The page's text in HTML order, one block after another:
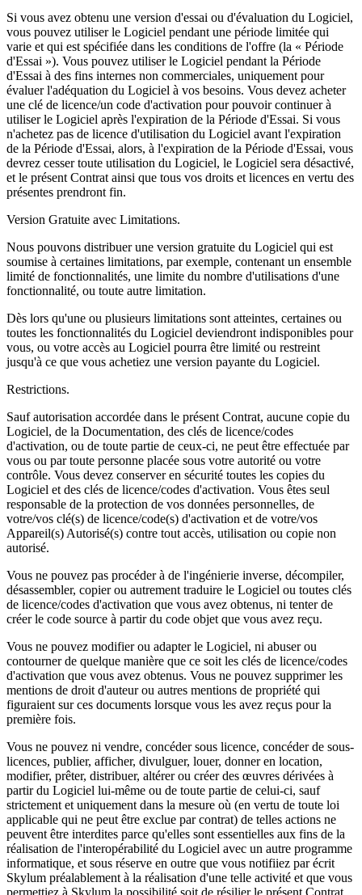
Si vous avez obtenu une version d'essai ou d'évaluation du Logiciel,
vous pouvez utiliser le Logiciel pendant une période limitée qui
varie et qui est spécifiée dans les conditions de l'offre (la « Période
d'Essai »). Vous pouvez utiliser le Logiciel pendant la Période
d'Essai à des fins internes non commerciales, uniquement pour
évaluer l'adéquation du Logiciel à vos besoins. Vous devez acheter
une clé de licence/un code d'activation pour pouvoir continuer à
utiliser le Logiciel après l'expiration de la Période d'Essai. Si vous
n'achetez pas de licence d'utilisation du Logiciel avant l'expiration
de la Période d'Essai, alors, à l'expiration de la Période d'Essai, vous
devrez cesser toute utilisation du Logiciel, le Logiciel sera désactivé,
et le présent Contrat ainsi que tous vos droits et licences en vertu des
présentes prendront fin.
Version Gratuite avec Limitations.
Nous pouvons distribuer une version gratuite du Logiciel qui est
soumise à certaines limitations, par exemple, contenant un ensemble
limité de fonctionnalités, une limite du nombre d'utilisations d'une
fonctionnalité, ou toute autre limitation.
Dès lors qu'une ou plusieurs limitations sont atteintes, certaines ou
toutes les fonctionnalités du Logiciel deviendront indisponibles pour
vous, ou votre accès au Logiciel pourra être limité ou restreint
jusqu'à ce que vous achetiez une version payante du Logiciel.
Restrictions.
Sauf autorisation accordée dans le présent Contrat, aucune copie du
Logiciel, de la Documentation, des clés de licence/codes
d'activation, ou de toute partie de ceux-ci, ne peut être effectuée par
vous ou par toute personne placée sous votre autorité ou votre
contrôle. Vous devez conserver en sécurité toutes les copies du
Logiciel et des clés de licence/codes d'activation. Vous êtes seul
responsable de la protection de vos données personnelles, de
votre/vos clé(s) de licence/code(s) d'activation et de votre/vos
Appareil(s) Autorisé(s) contre tout accès, utilisation ou copie non
autorisé.
Vous ne pouvez pas procéder à de l'ingénierie inverse, décompiler,
désassembler, copier ou autrement traduire le Logiciel ou toutes clés
de licence/codes d'activation que vous avez obtenus, ni tenter de
créer le code source à partir du code objet que vous avez reçu.
Vous ne pouvez modifier ou adapter le Logiciel, ni abuser ou
contourner de quelque manière que ce soit les clés de licence/codes
d'activation que vous avez obtenus. Vous ne pouvez supprimer les
mentions de droit d'auteur ou autres mentions de propriété qui
figuraient sur ces documents lorsque vous les avez reçus pour la
première fois.
Vous ne pouvez ni vendre, concéder sous licence, concéder de sous-
licences, publier, afficher, divulguer, louer, donner en location,
modifier, prêter, distribuer, altérer ou créer des œuvres dérivées à
partir du Logiciel lui-même ou de toute partie de celui-ci, sauf
strictement et uniquement dans la mesure où (en vertu de toute loi
applicable qui ne peut être exclue par contrat) de telles actions ne
peuvent être interdites parce qu'elles sont essentielles aux fins de la
réalisation de l'interopérabilité du Logiciel avec un autre programme
informatique, et sous réserve en outre que vous notifiiez par écrit
Skylum préalablement à la réalisation d'une telle activité et que vous
permettiez à Skylum la possibilité soit de résilier le présent Contrat